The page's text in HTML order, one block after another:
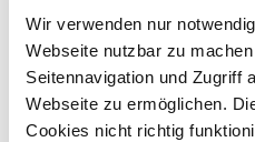
Wir verwenden nur
Webseite nutzbar zu
Seitennavigation und Zugriff
Webseite zu ermöglichen.
Cookies nicht richtig